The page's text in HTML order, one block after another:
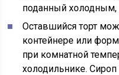
поданный холодным,
Оставшийся торт
контейнере или
при комнатной
холодильнике. Сироп